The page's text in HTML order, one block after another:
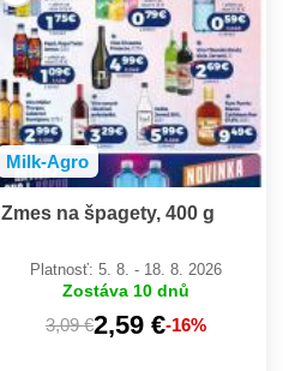
Milk-Agro
Zmes na špagety, 400 g
Platnosť: 5. 8. - 18. 8. 2026
Zostáva 10 dnů
3,09 €2,59 €-16%